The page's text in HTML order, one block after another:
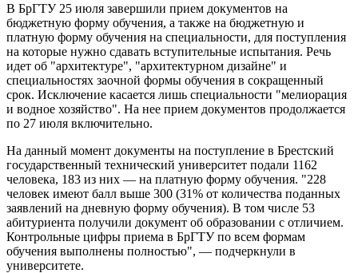
В БрГТУ 25 июля завершили прием документов на
бюджетную форму обучения, а также на бюджетную и
платную форму обучения на специальности, для поступления
на которые нужно сдавать вступительные испытания. Речь
идет об "архитектуре", "архитектурном дизайне" и
специальностях заочной формы обучения в сокращенный
срок. Исключение касается лишь специальности "мелиорация
и водное хозяйство". На нее прием документов продолжается
по 27 июля включительно.
На данный момент документы на поступление в Брестский
государственный технический университет подали 1162
человека, 183 из них — на платную форму обучения. "228
человек имеют балл выше 300 (31% от количества поданных
заявлений на дневную форму обучения). В том числе 53
абитуриента получили документ об образовании с отличием.
Контрольные цифры приема в БрГТУ по всем формам
обучения выполнены полностью", — подчеркнули в
университете.